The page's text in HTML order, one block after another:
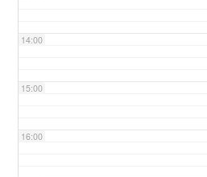
14:00
15:00
16:00